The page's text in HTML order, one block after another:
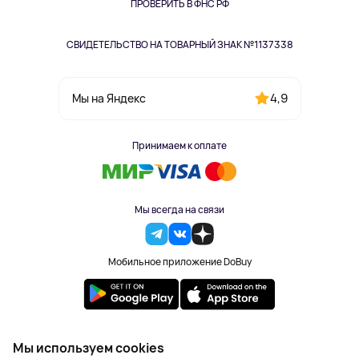
ПРОВЕРИТЬ В ФНС РФ
СВИДЕТЕЛЬСТВО НА ТОВАРНЫЙ ЗНАК №1137338
Мы на Яндекс 4,9
Принимаем к оплате
Мы всегда на связи
Мобильное приложение DoBuy
Одежда и аксессуары
2023-2026 © DoBuy. Все права защищены
Мы используем cookies